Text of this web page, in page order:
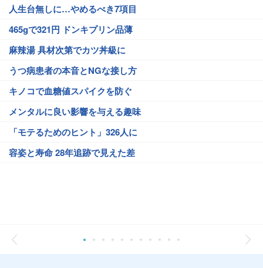
人生台無しに…やめるべき7項目
465gで321円 ドンキプリン品薄
麻辣湯 具材次第でカツ丼級に
うつ病患者の本音とNGな接し方
キノコで血糖値スパイクを防ぐ
メンタルに良い影響を与える趣味
「モテるためのヒント」326人に
容姿と寿命 28年追跡で見えた差